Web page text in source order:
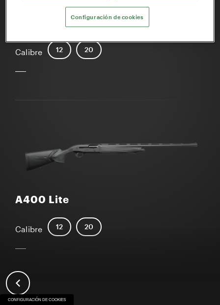
A400 Xtreme Plus
Calibre 12 20
A400 Lite
Calibre 12 20
CONFIGURACIÓN DE COOKIES
Configuración de cookies